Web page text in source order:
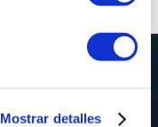
Mostrar detalles